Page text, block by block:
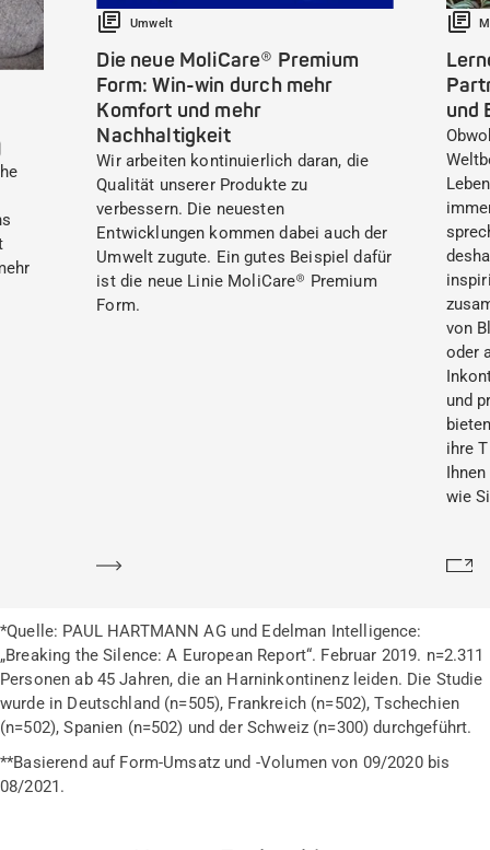
Umwelt
Die neue MoliCare® Premium
Form: Win-win durch mehr
Komfort und mehr
Nachhaltigkeit
Wir arbeiten kontinuierlich daran, die
Qualität unserer Produkte zu
verbessern. Die neuesten
Entwicklungen kommen dabei auch der
Umwelt zugute. Ein gutes Beispiel dafür
ist die neue Linie MoliCare® Premium
Form.
und
von
oder
und
ihre
wie
*Quelle: PAUL HARTMANN AG und Edelman Intelligence:
„Breaking the Silence: A European Report“. Februar 2019. n=2.311
Personen ab 45 Jahren, die an Harninkontinenz leiden. Die Studie
wurde in Deutschland (n=505), Frankreich (n=502), Tschechien
(n=502), Spanien (n=502) und der Schweiz (n=300) durchgeführt.
**Basierend auf Form-Umsatz und -Volumen von 09/2020 bis
08/2021.